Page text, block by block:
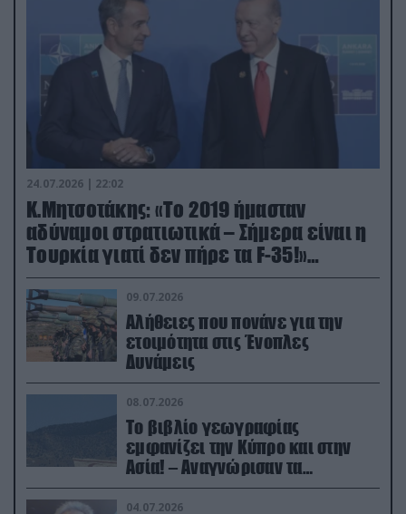
24.07.2026 | 22:02
Κ.Μητσοτάκης: «Το 2019 ήμασταν
αδύναμοι στρατιωτικά – Σήμερα είναι η
Τουρκία γιατί δεν πήρε τα F-35!»
(βίντεο)
09.07.2026
Αλήθειες που πονάνε για την
ετοιμότητα στις Ένοπλες
Δυνάμεις
08.07.2026
Το βιβλίο γεωγραφίας
εμφανίζει την Κύπρο και στην
Ασία! – Αναγνώρισαν τα
κατεχόμενα; (φωτο)
04.07.2026